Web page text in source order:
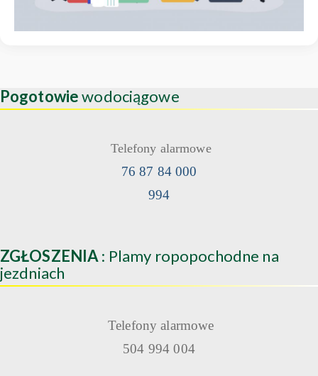
Pogotowiewodociągowe
Telefony alarmowe
76 87 84 000
994
ZGŁOSZENIA : Plamy ropopochodne na
jezdniach
Telefony alarmowe
504 994 004